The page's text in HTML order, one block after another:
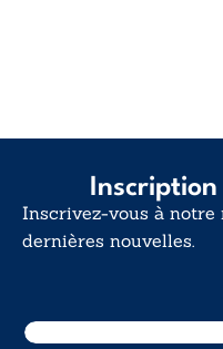
Inscrivez-vous à notre
dernières nouvelles.